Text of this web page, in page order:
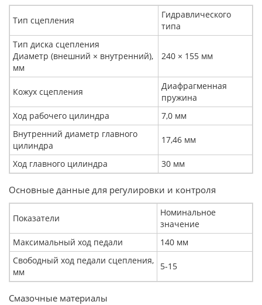
Тип сцепления
Гидравлического
типа
Тип диска сцепления
Диаметр (внешний × внутренний),
мм
240 × 155 мм
Кожух сцепления
Диафрагменная
пружина
Ход рабочего цилиндра
7,0 мм
Внутренний диаметр главного
цилиндра
17,46 мм
Ход главного цилиндра 30 мм
Основные данные для регулировки и контроля
Показатели
Номинальное
значение
Максимальный ход педали
140 мм
Свободный ход педали сцепления,
мм
5-15
Смазочные материалы